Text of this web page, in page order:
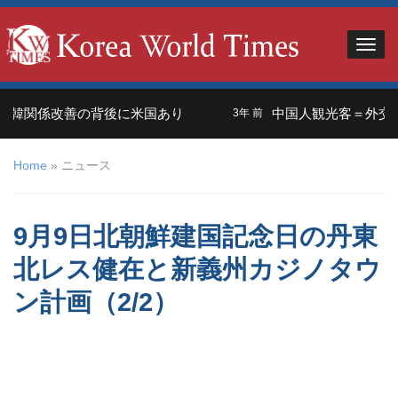
改善の背後に米国あり 中国人観光客＝外交の武
Home » ニュース
9月9日北朝鮮建国記念日の丹東
北レス健在と新義州カジノタウ
ン計画（2/2）